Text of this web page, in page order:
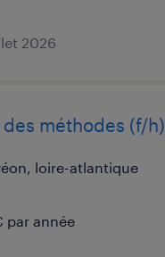
2026
méthodes (f/h)
loire-atlantique
par année